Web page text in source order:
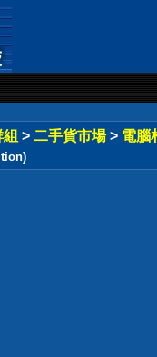
> 二手貨市場 > 電腦